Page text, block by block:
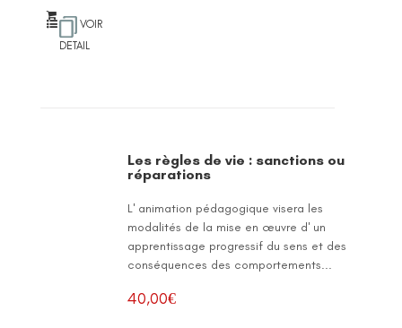
VOIR
DETAIL
Les règles de vie : sanctions ou
réparations
L' animation pédagogique visera les
modalités de la mise en œuvre d' un
apprentissage progressif du sens et des
conséquences des comportements...
40,00€